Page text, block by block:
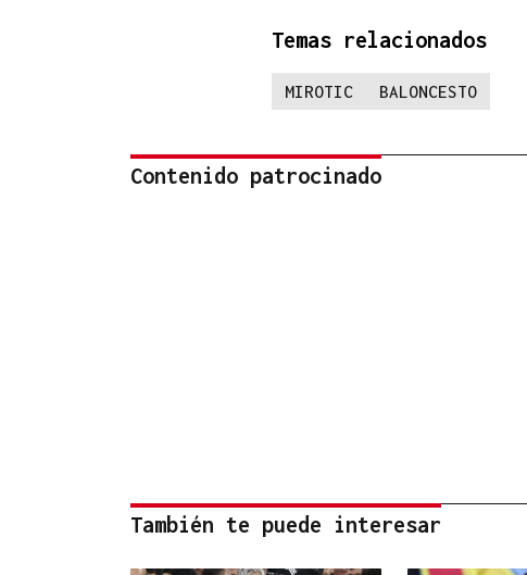
Temas relacionados
MIROTIC BALONCESTO
Contenido patrocinado
También te puede interesar